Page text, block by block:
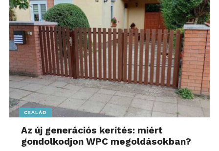
CSALÁD
Az új generációs kerítés: miért
gondolkodjon WPC megoldásokban?